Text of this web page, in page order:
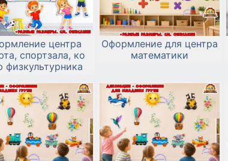
центра
спортзала, ко
физкультурника
Оформление для центра
математики